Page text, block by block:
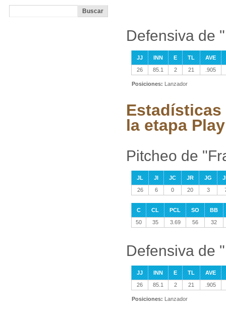
Defensiva de
JJ INN E TL
AVE
26
85.1 2 21 .905
Posiciones: Lanzador
la etapa
Pitcheo de
JL JI JC JR JG
26
6 0 20 3
C CL PCL SO
BB
50
35 3.69 56 32
Defensiva de
JJ INN E TL
AVE
26
85.1 2 21 .905
Posiciones: Lanzador